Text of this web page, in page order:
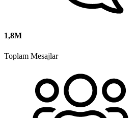
1,8M
Toplam Mesajlar